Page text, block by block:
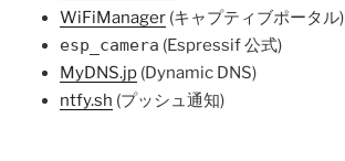
WiFiManager (キャプティブポータル)
esp_camera (Espressif 公式)
MyDNS.jp (Dynamic DNS)
ntfy.sh (プッシュ通知)